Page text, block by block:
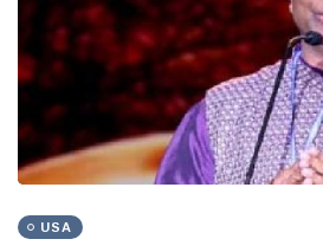
USA